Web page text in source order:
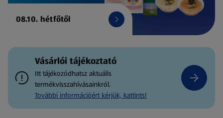
08.10. hétfőtől
Vásárlói tájékoztató
Itt tájékozódhatsz aktuális
termékvisszahívásainkról.
További információért kérjük, kattints!